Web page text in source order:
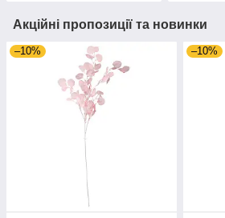
Акційні пропозиції та новинки
–10% –10%